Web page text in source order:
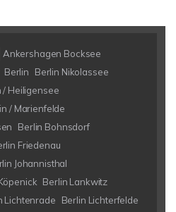
Ankershagen Bocksee
Berlin
Berlin Nikolassee
/ Heiligensee
/ Marienfelde
Berlin Bohnsdorf
Friedenau
Johannisthal
Berlin Lankwitz
Lichtenrade
Berlin Lichterfelde